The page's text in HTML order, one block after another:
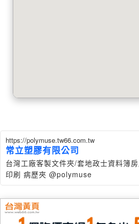
https://polymuse.tw66.com.tw
常立塑膠有限公司
台灣工廠客製文件夾/套地政士資料簿
印刷 病歷夾 @polymuse